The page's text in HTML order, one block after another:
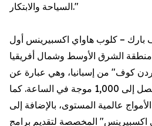
السياحة والابتكار."
– كلوب هاواي اكسبيرينس أول
الشرق الأوسط وشمال أفريقيا
كوف" من إسبانيا، وهي عبارة عن
نظام توليد أمواج ينتج ما يصل إلى 1,000 موجة في الساعة. كما
عالمية المستوى، بالإضافة إلى
اكسبيرينس" المخصصة لتقديم برامج